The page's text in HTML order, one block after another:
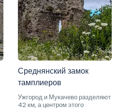
Среднянский замок
тамплиеров
Ужгород и Мукачево разделяют
42 км, а центром этого